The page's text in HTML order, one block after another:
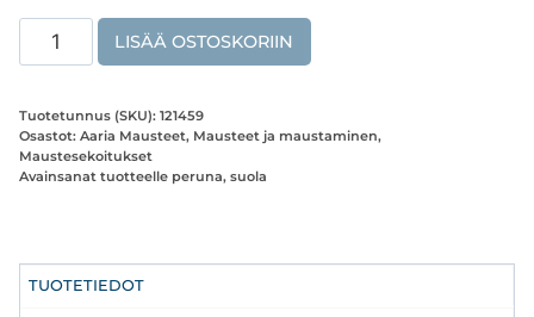
12,00 €
Perunamaustesuola
määrä
LISÄÄ OSTOSKORIIN
Tuotetunnus (SKU): 121459
Osastot: Aaria Mausteet, Mausteet ja maustaminen,
Maustesekoitukset
Avainsanat tuotteelle peruna, suola
TUOTETIEDOT